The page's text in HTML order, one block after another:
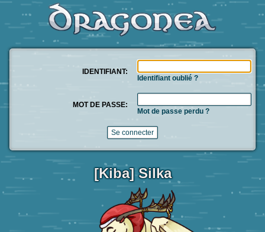
IDENTIFIANT:
Identifiant oublié ?
MOT DE PASSE:
Mot de passe perdu ?
[Kiba] Silka